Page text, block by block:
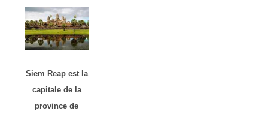
Siem Reap est la
capitale de la
province de